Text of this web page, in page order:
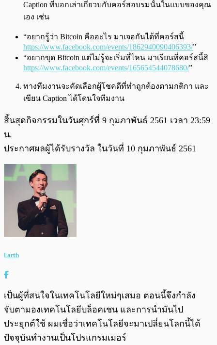
Caption ที่บอกเล่าเกี่ยวบกับคอร์สอบรมนั้นในแบบของคุณ
เอง เช่น
“อยากรู้ว่า Bitcoin คืออะไร มาเจอกันได้ที่คอร์สนี้
https://www.facebook.com/events/1862940090406393/”
“อยากขุด Bitcoin แต่ไม่รู้จะเริ่มที่ไหน มาเรียนที่คอร์สนี้สิ
https://www.facebook.com/events/165654544078680/”
ทางทีมงานจะคัดเลือกผู้โชคดีที่ทำถูกต้องตามกติกา และ
เขียน Caption ได้โดนใจทีมงาน
สิ้นสุดกิจกรรมในวันศุกร์ที่ 9 กุมภาพันธ์ 2561 เวลา 23:59
น.
ประกาศผลผู้ได้รับรางวัล ในวันที่ 10 กุมภาพันธ์ 2561
Earth
เป็นผู้ที่สนใจในเทคโนโลยีใหม่ๆเสมอ ตอนนี้จึงกำลัง
จับตามองเทคโนโลยีบล็อคเชน และการนำมันไป
ประยุกต์ใช้ ผมเชื่อว่าเทคโนโลยีจะมาเปลี่ยนโลกนี้ได้
ปัจจุบันทำงานเป็นโปรแกรมเมอร์